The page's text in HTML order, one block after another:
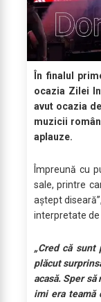
În finalul
ocazia Zilei
avut ocazia
muzicii
aplauze.
Împreună cu
sale, printre
aștept
interpretate de
„Cred că sunt
plăcut
acasă. Sper
imi era teamă